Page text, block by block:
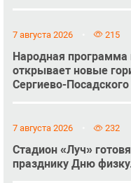
7 августа 2026 215
Народная программа
открывает новые
Сергиево-Посадского
7 августа 2026 232
Стадион «Луч»
празднику Дню